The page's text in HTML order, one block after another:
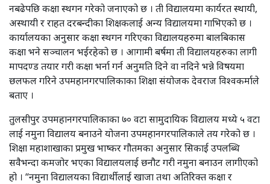
नबढेपछि कक्षा स्थगन गरेको जनाएको छ । ती विद्यालयमा कार्यरत स्थायी,
अस्थायी र राहत दरबन्दीका शिक्षकलाई अन्य विद्यालयमा गाभिएको छ ।
कार्यालयका अनुसार कक्षा स्थगन गरिएका विद्यालयहरुमा बालबिकास
कक्षा भने सञ्चालन भईरहेको छ । आगामी बर्षमा ती विद्यालयहरुका लागी
मापदण्ड तयार गरी कक्षा भर्ना गर्न अनुमति दिने वा नदिने भन्ने विषयमा
छलफल गरिने उपमहानगरपालिकाका शिक्षा संयोजक देवराज विश्वकर्माले
बताए ।
तुलसीपुर उपमहानगरपालिकाका ७० वटा सामुदायिक विद्यालय मध्ये ५ वटा
लाई नमुना विद्यालय बनाउने योजना उपमहानगरपालिकाले तय गरेको छ ।
शिक्षा महाशाखाका प्रमुख भाष्कर गौतमका अनुसार सिकाई उपलब्धि
सवैभन्दा कमजोर भएका विद्यालयलाई छनौट गरी नमुना बनाउन लागीएको
हो । “नमुना विद्यालयका विद्यार्थीलाई खाजा तथा अतिरिक्त कक्षा र